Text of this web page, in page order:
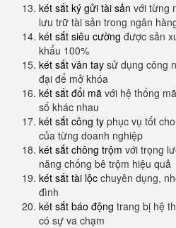
két sắt ký gửi tài sản với từng
lưu trữ tài sản trong ngân
két sắt siêu cường được sản
khẩu 100%
két sắt vân tay sử dụng công
đại để mở khóa
két sắt đổi mã với hệ thống
số khác nhau
két sắt công ty phục vụ tốt
của từng doanh nghiệp
két sắt chông trộm với trọng
năng chống bê trộm hiệu quả
két sắt tài lộc chuyên dụng,
đình
két sắt báo động trang bị hệ
có sự va chạm